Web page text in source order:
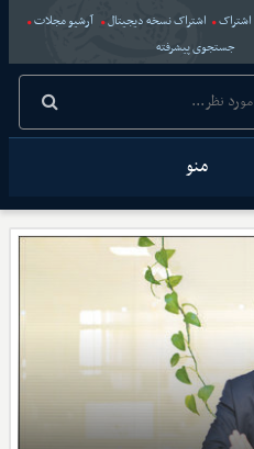
اشتراک اشتراک نسخه دیجیتال
آرشیو مجلات
جستجوی پیشرفته
منو